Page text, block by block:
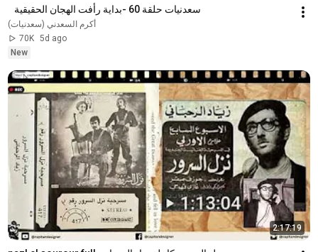
سعدنيات حلقة 60 -بداية رأفت الهجان الحقيقية
أكرم السعدني (سعدنيات)
70K 5d ago
New
2:17:19